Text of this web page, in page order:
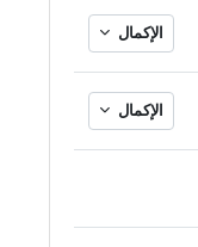
الإكمال
الإكمال